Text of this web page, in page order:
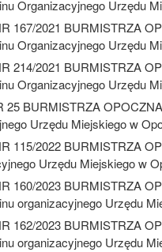
Organizacyjnego Urzędu
167/2021 BURMISTRZA
Organizacyjnego Urzędu
214/2021 BURMISTRZA
Organizacyjnego Urzędu
25 BURMISTRZA
Urzędu Miejskiego w
115/2022 BURMISTRZA
Urzędu Miejskiego w
160/2023 BURMISTRZA
organizacyjnego Urzędu
162/2023 BURMISTRZA
organizacyjnego Urzędu